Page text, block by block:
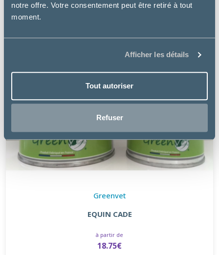
notre offre. Votre consentement peut être retiré à tout
moment.
Afficher les détails
Tout autoriser
Refuser
Greenvet
EQUIN CADE
à partir de
18.75€